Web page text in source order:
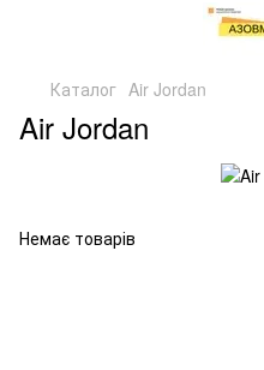
Каталог Air Jordan
Air Jordan
Немає товарів